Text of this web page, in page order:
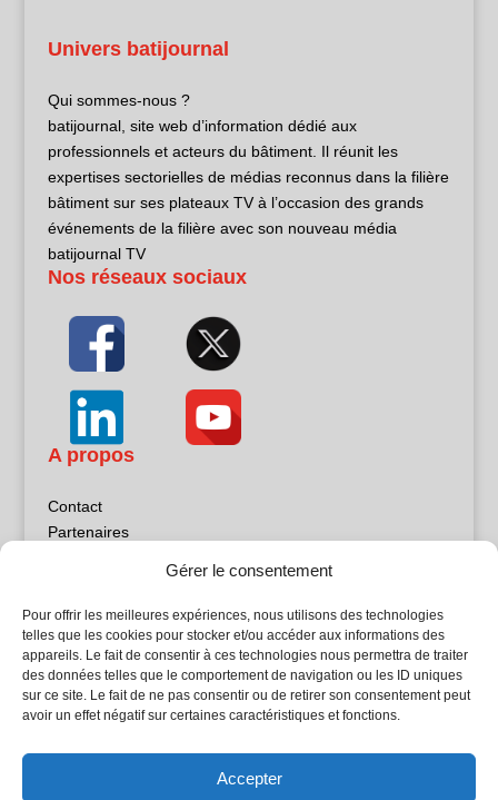
Gérer le consentement
Pour offrir les meilleures expériences, nous utilisons des technologies
telles que les cookies pour stocker et/ou accéder aux informations des
appareils. Le fait de consentir à ces technologies nous permettra de traiter
des données telles que le comportement de navigation ou les ID uniques
sur ce site. Le fait de ne pas consentir ou de retirer son consentement peut
avoir un effet négatif sur certaines caractéristiques et fonctions.
Accepter
Univers batijournal
Qui sommes-nous ?
batijournal, site web d’information dédié aux
professionnels et acteurs du bâtiment. Il réunit les
expertises sectorielles de médias reconnus dans la filière
bâtiment sur ses plateaux TV à l’occasion des grands
événements de la filière avec son nouveau média
batijournal TV
Nos réseaux sociaux
A propos
Contact
Partenaires
Politique de confidentialité
Sites partenaires
5Façades
Atrium Patrimoine